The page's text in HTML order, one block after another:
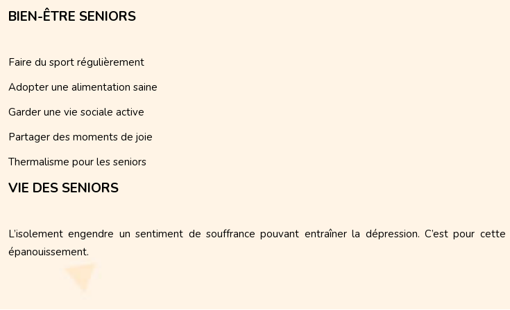
BIEN-ÊTRE SENIORS
Faire du sport régulièrement
Adopter une alimentation saine
Garder une vie sociale active
Partager des moments de joie
Thermalisme pour les seniors
VIE DES SENIORS
L’isolement engendre un sentiment de souffrance pouvant entraîner la dépression. C’est pour
épanouissement.